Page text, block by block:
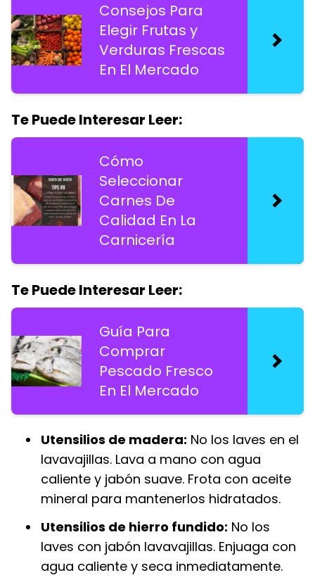
Consejos Para
Elegir Frutas y
Verduras Frescas
En El Mercado
Te Puede Interesar Leer:
Cómo
Seleccionar
Carnes De
Calidad En La
Carnicería
Te Puede Interesar Leer:
Guía Para
Comprar
Pescado Fresco
En El Mercado
Utensilios de madera: No los laves en el
lavavajillas. Lava a mano con agua
caliente y jabón suave. Frota con aceite
mineral para mantenerlos hidratados.
Utensilios de hierro fundido: No los
laves con jabón lavavajillas. Enjuaga con
agua caliente y seca inmediatamente.